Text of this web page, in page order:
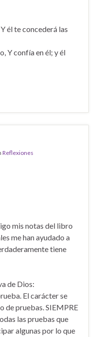
él te concederá las
Y confía en él; y él
Reflexiones
mis notas del libro
me han ayudado a
tiene
de Dios:
El carácter se
de pruebas. SIEMPRE
las pruebas que
algunas por lo que